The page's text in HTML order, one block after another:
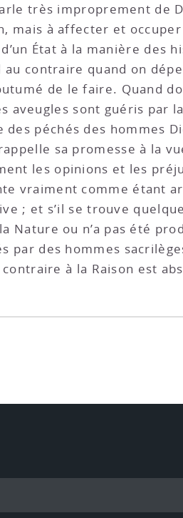
très improprement de
mais à affecter et
État à la manière
contraire quand on
de le faire. Quand
aveugles sont guéris par
des péchés des hommes
sa promesse à la
les opinions et les
vraiment comme étant
; et s’il se trouve
Nature ou n’a pas été
par des hommes
à la Raison est